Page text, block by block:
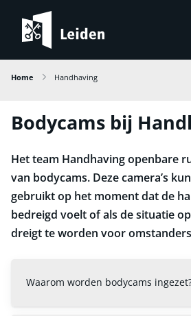
Home Handhaving
Bodycams bij
Het team Handhaving openbare
van bodycams. Deze camera’s
gebruikt op het moment dat de
bedreigd voelt of als de situatie
dreigt te worden voor
Waarom worden bodycams